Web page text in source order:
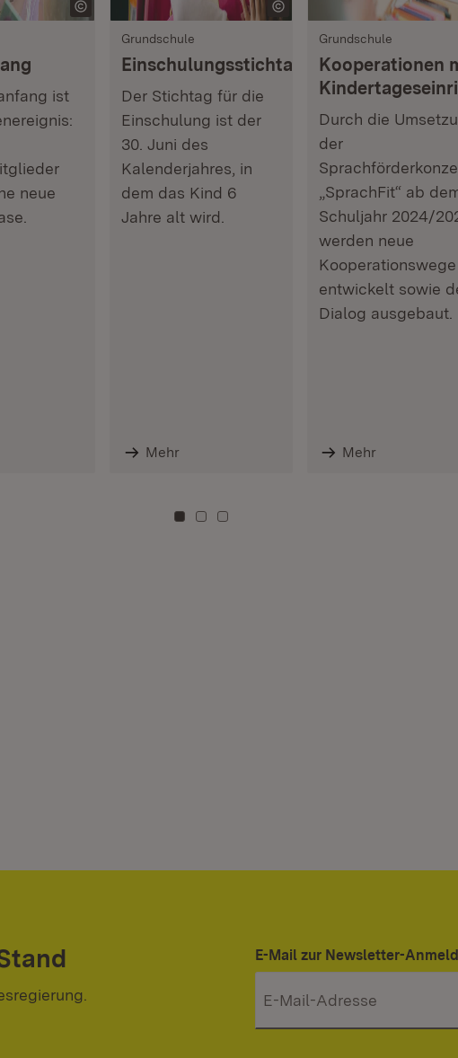
ist
neue
Grundschule
Einschulungsstichtag
Der Stichtag für die
Einschulung ist der
30. Juni des
Kalenderjahres, in
dem das Kind 6
Jahre alt wird.
Mehr
Grundschule
Kooperationen
Durch die
der
„SprachFit“ ab
Schuljahr 2024/
werden neue
Kooperationswege
entwickelt sowie
Dialog ausgebaut.
Mehr
Zu Kachel: 0
Zu Kachel: 3
Zu Kachel: 6
E-Mail zur Newsletter-